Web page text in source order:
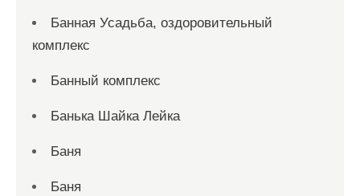
Банная Усадьба, оздоровительный
комплекс
Банный комплекс
Банька Шайка Лейка
Баня
Баня